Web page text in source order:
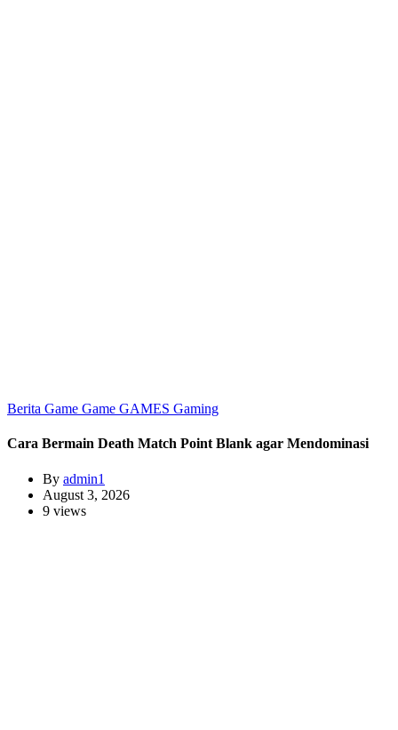
Berita Game Game GAMES Gaming
Cara Bermain Death Match Point Blank agar Mendominasi
By admin1
August 3, 2026
9 views